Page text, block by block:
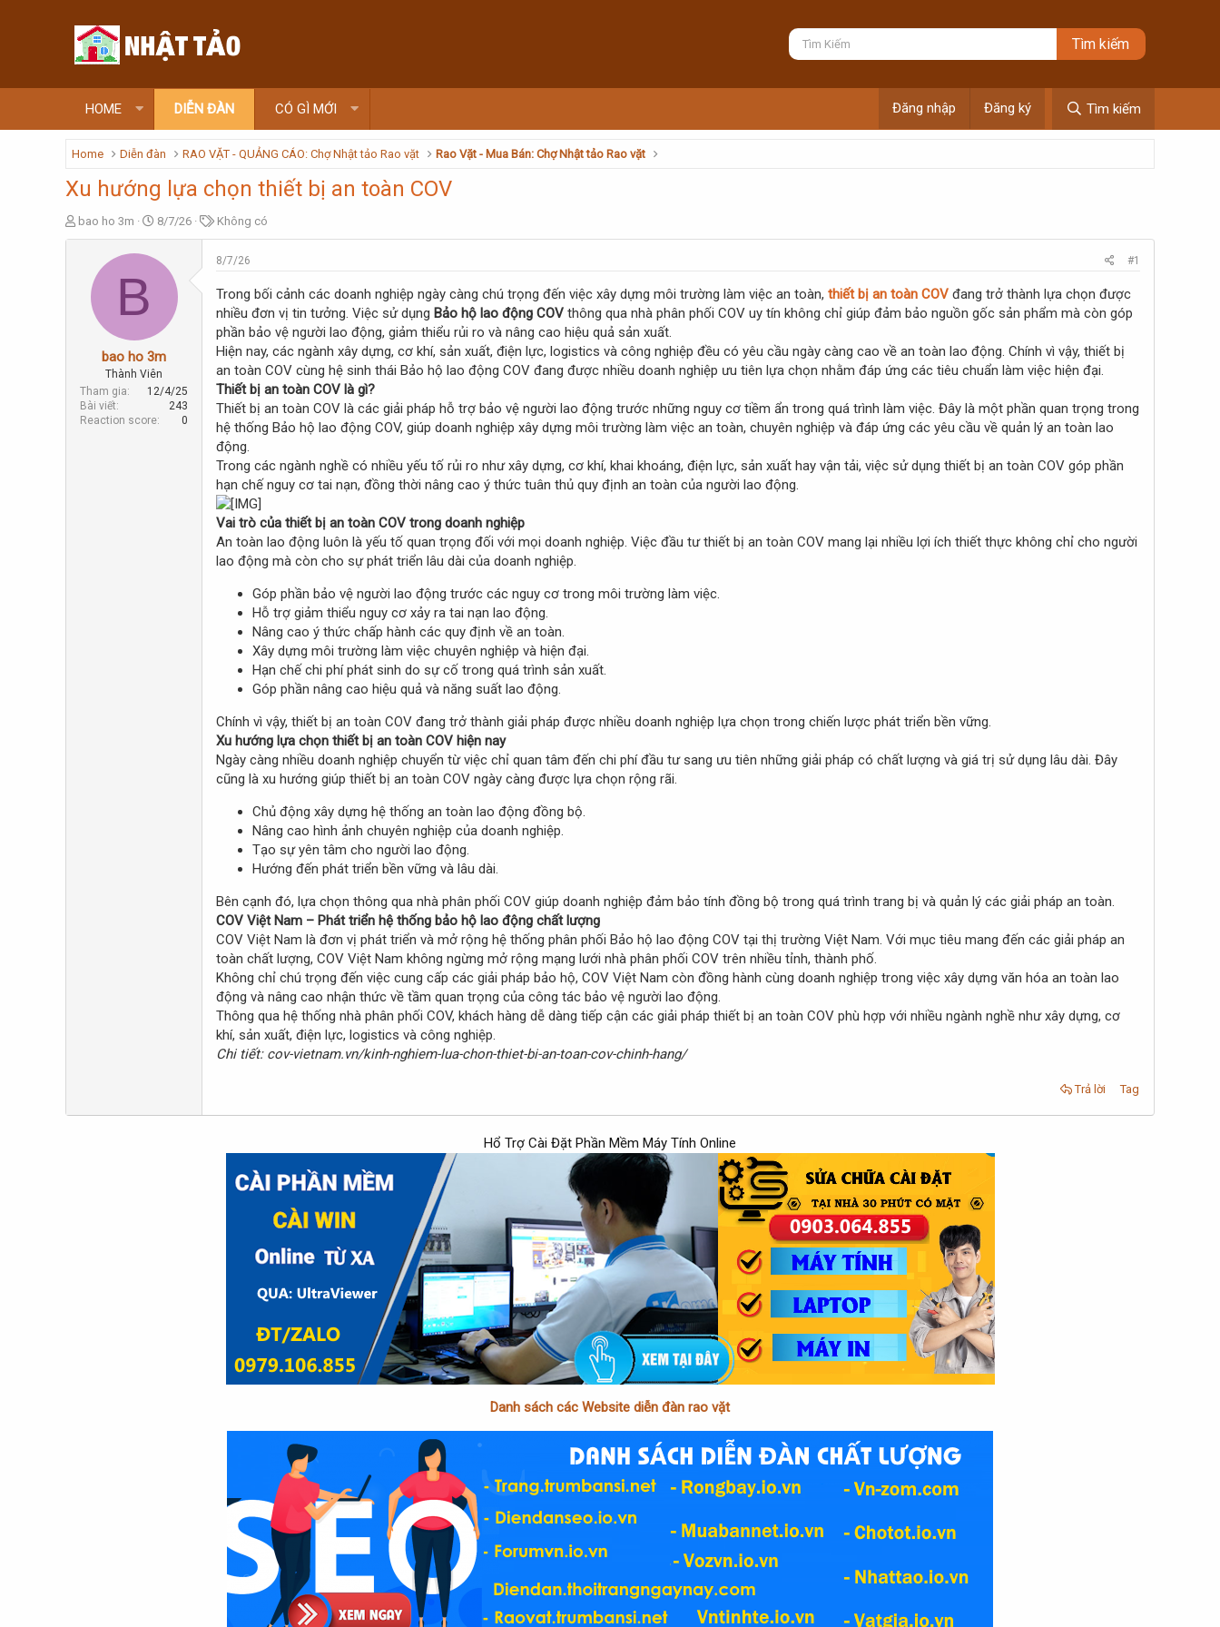
HOME DIỄN ĐÀN CÓ GÌ MỚI Đăng nhập Đăng ký Tìm kiếm
Home Diễn đàn RAO VẶT - QUẢNG CÁO: Chợ Nhật tảo Rao vặt Rao Vặt - Mua Bán: Chợ Nhật tảo Rao vặt
Xu hướng lựa chọn thiết bị an toàn COV
T
h
t
e
bao ho 3m
N
g
8/7/26
T
ừ
k
ó
a
Không có
B
bao ho 3m
Thành Viên
Tham gia
12/4/25
Bài viết
243
Reaction score
0
8/7/26 #1
Trong bối cảnh các doanh nghiệp ngày càng chú trọng đến việc xây dựng môi trường làm việc an toàn, thiết bị an toàn COV đang trở thành lựa chọn được
nhiều đơn vị tin tưởng. Việc sử dụng Bảo hộ lao động COV thông qua nhà phân phối COV uy tín không chỉ giúp đảm bảo nguồn gốc sản phẩm mà còn góp
phần bảo vệ người lao động, giảm thiểu rủi ro và nâng cao hiệu quả sản xuất.
Hiện nay, các ngành xây dựng, cơ khí, sản xuất, điện lực, logistics và công nghiệp đều có yêu cầu ngày càng cao về an toàn lao động. Chính vì vậy, thiết bị
an toàn COV cùng hệ sinh thái Bảo hộ lao động COV đang được nhiều doanh nghiệp ưu tiên lựa chọn nhằm đáp ứng các tiêu chuẩn làm việc hiện đại.
Thiết bị an toàn COV là gì?
Thiết bị an toàn COV là các giải pháp hỗ trợ bảo vệ người lao động trước những nguy cơ tiềm ẩn trong quá trình làm việc. Đây là một phần quan trọng trong
hệ thống Bảo hộ lao động COV, giúp doanh nghiệp xây dựng môi trường làm việc an toàn, chuyên nghiệp và đáp ứng các yêu cầu về quản lý an toàn lao
động.
Trong các ngành nghề có nhiều yếu tố rủi ro như xây dựng, cơ khí, khai khoáng, điện lực, sản xuất hay vận tải, việc sử dụng thiết bị an toàn COV góp phần
hạn chế nguy cơ tai nạn, đồng thời nâng cao ý thức tuân thủ quy định an toàn của người lao động.
Vai trò của thiết bị an toàn COV trong doanh nghiệp
An toàn lao động luôn là yếu tố quan trọng đối với mọi doanh nghiệp. Việc đầu tư thiết bị an toàn COV mang lại nhiều lợi ích thiết thực không chỉ cho người
lao động mà còn cho sự phát triển lâu dài của doanh nghiệp.
Góp phần bảo vệ người lao động trước các nguy cơ trong môi trường làm việc.
Hỗ trợ giảm thiểu nguy cơ xảy ra tai nạn lao động.
Nâng cao ý thức chấp hành các quy định về an toàn.
Xây dựng môi trường làm việc chuyên nghiệp và hiện đại.
Hạn chế chi phí phát sinh do sự cố trong quá trình sản xuất.
Góp phần nâng cao hiệu quả và năng suất lao động.
Chính vì vậy, thiết bị an toàn COV đang trở thành giải pháp được nhiều doanh nghiệp lựa chọn trong chiến lược phát triển bền vững.
Xu hướng lựa chọn thiết bị an toàn COV hiện nay
Ngày càng nhiều doanh nghiệp chuyển từ việc chỉ quan tâm đến chi phí đầu tư sang ưu tiên những giải pháp có chất lượng và giá trị sử dụng lâu dài. Đây
cũng là xu hướng giúp thiết bị an toàn COV ngày càng được lựa chọn rộng rãi.
Chủ động xây dựng hệ thống an toàn lao động đồng bộ.
Nâng cao hình ảnh chuyên nghiệp của doanh nghiệp.
Tạo sự yên tâm cho người lao động.
Hướng đến phát triển bền vững và lâu dài.
Bên cạnh đó, lựa chọn thông qua nhà phân phối COV giúp doanh nghiệp đảm bảo tính đồng bộ trong quá trình trang bị và quản lý các giải pháp an toàn.
COV Việt Nam – Phát triển hệ thống bảo hộ lao động chất lượng
COV Việt Nam là đơn vị phát triển và mở rộng hệ thống phân phối Bảo hộ lao động COV tại thị trường Việt Nam. Với mục tiêu mang đến các giải pháp an
toàn chất lượng, COV Việt Nam không ngừng mở rộng mạng lưới nhà phân phối COV trên nhiều tỉnh, thành phố.
Không chỉ chú trọng đến việc cung cấp các giải pháp bảo hộ, COV Việt Nam còn đồng hành cùng doanh nghiệp trong việc xây dựng văn hóa an toàn lao
động và nâng cao nhận thức về tầm quan trọng của công tác bảo vệ người lao động.
Thông qua hệ thống nhà phân phối COV, khách hàng dễ dàng tiếp cận các giải pháp thiết bị an toàn COV phù hợp với nhiều ngành nghề như xây dựng, cơ
khí, sản xuất, điện lực, logistics và công nghiệp.
Chi tiết: cov-vietnam.vn/kinh-nghiem-lua-chon-thiet-bi-an-toan-cov-chinh-hang/
Trả lời Tag
Hổ Trợ Cài Đặt Phần Mềm Máy Tính Online
Danh sách các Website diễn đàn rao vặt